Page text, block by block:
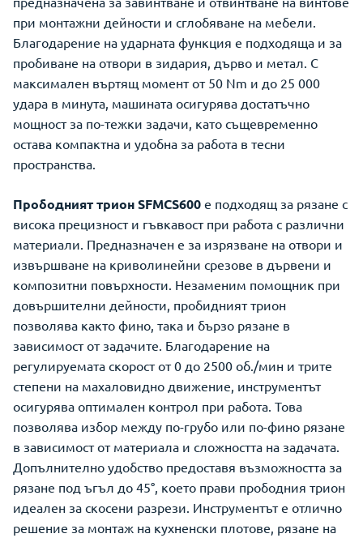
при монтажни дейности и сглобяване на мебели.
Благодарение на ударната функция е подходяща и за
пробиване на отвори в зидария, дърво и метал. С
максимален въртящ момент от 50 Nm и до 25 000
удара в минута, машината осигурява достатъчно
мощност за по-тежки задачи, като същевременно
остава компактна и удобна за работа в тесни
пространства.
Прободният трион SFMCS600 е подходящ за рязане с
висока прецизност и гъвкавост при работа с различни
материали. Предназначен е за изрязване на отвори и
извършване на криволинейни срезове в дървени и
композитни повърхности. Незаменим помощник при
довършителни дейности, пробидният трион
позволява както фино, така и бързо рязане в
зависимост от задачите. Благодарение на
регулируемата скорост от 0 до 2500 об./мин и трите
степени на махаловидно движение, инструментът
осигурява оптимален контрол при работа. Това
позволява избор между по-грубо или по-фино рязане
в зависимост от материала и сложността на задачата.
Допълнително удобство предоставя възможността за
рязане под ъгъл до 45°, което прави прободния трион
идеален за скосени разрези. Инструментът е отлично
решение за монтаж на кухненски плотове, рязане на